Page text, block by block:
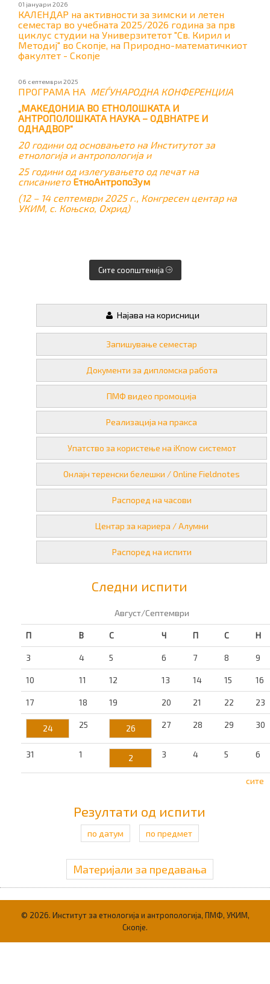
01 јануари 2026
КАЛЕНДАР на активности за зимски и летен
семестар во учебната 2025/2026 година за прв
циклус студии на Универзитетот "Св. Кирил и
Методиј" во Скопје, на Природно-математичкиот
факултет - Скопје
06 септември 2025
ПРОГРАМА НА МЕЃУНАРОДНА КОНФЕРЕНЦИЈА
„МАКЕДОНИЈА ВО ЕТНОЛОШКАТА И
АНТРОПОЛОШКАТА НАУКА – ОДВНАТРЕ И
ОДНАДВОР“
20 години од основањето на Институтот за
етнологија и антропологија и
25 години од излегувањето од печат на
списанието ЕтноАнтропоЗум
(12 – 14 септември 2025 г., Конгресен центар на
УКИМ, с. Коњско, Охрид)
Сите соопштенија
Најава на корисници
Запишување семестар
Документи за дипломска работа
ПМФ видео промоција
Реализација на пракса
Упатство за користење на iKnow системот
Онлајн теренски белешки / Online Fieldnotes
Распоред на часови
Центар за кариера / Алумни
Распоред на испити
Следни испити
Август/Септември
П В С Ч П С Н
3 4 5 6 7 8 9
10 11 12 13 14 15 16
17 18 19 20 21 22 23
24 25 26 27 28 29 30
31 1 2 3 4 5 6
сите
Резултати од испити
по датум по предмет
Материјали за предавања
© 2026. Институт за етнологија и антропологија, ПМФ, УКИМ,
Скопје.